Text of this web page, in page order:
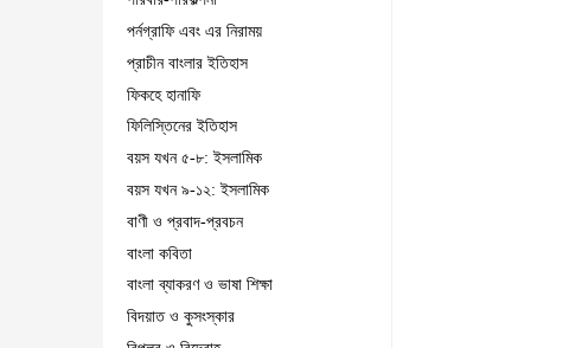
পর্নগ্রাফি এবং এর নিরাময়
প্রাচীন বাংলার ইতিহাস
ফিকহে হানাফি
ফিলিস্তিনের ইতিহাস
বয়স যখন ৫-৮: ইসলামিক
বয়স যখন ৯-১২: ইসলামিক
বাণী ও প্রবাদ-প্রবচন
বাংলা কবিতা
বাংলা ব্যাকরণ ও ভাষা শিক্ষা
বিদয়াত ও কুসংস্কার